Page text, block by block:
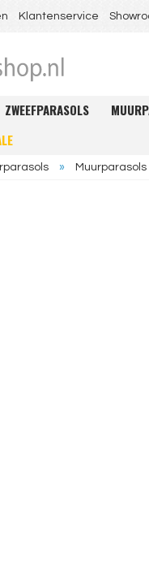
Klantenservice
ZWEEFPARASOLS
»